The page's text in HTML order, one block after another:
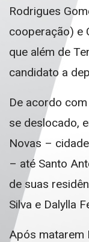
Rodrigues
cooperação) e
que além de
candidato a
De acordo
se deslocado,
Novas –
– até Santo
de suas
Silva e Dalylla
Após matarem